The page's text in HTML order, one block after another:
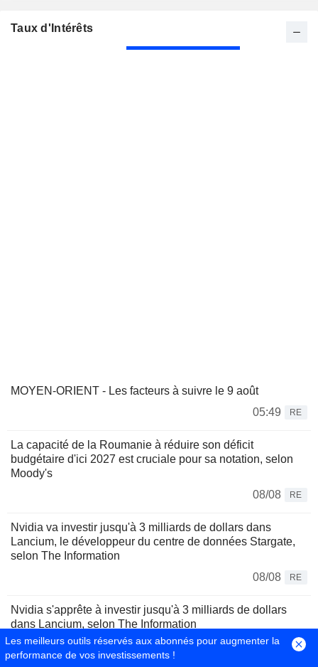
Taux d'Intérêts
MOYEN-ORIENT - Les facteurs à suivre le 9 août
05:49
RE
La capacité de la Roumanie à réduire son déficit
budgétaire d'ici 2027 est cruciale pour sa notation, selon
Moody's
08/08
RE
Nvidia va investir jusqu'à 3 milliards de dollars dans
Lancium, le développeur du centre de données Stargate,
selon The Information
08/08
RE
Nvidia s'apprête à investir jusqu'à 3 milliards de dollars
dans Lancium, selon The Information
08/08
RE
Les meilleurs outils réservés aux abonnés pour augmenter la
performance de vos investissements !